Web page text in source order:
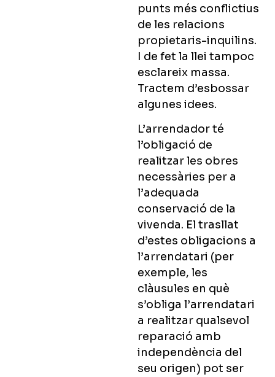
punts més conflictius
de les relacions
propietaris-inquilins.
I de fet la llei tampoc
esclareix massa.
Tractem d’esbossar
algunes idees.
L’arrendador té
l’obligació de
realitzar les obres
necessàries per a
l’adequada
conservació de la
vivenda. El trasllat
d’estes obligacions a
l’arrendatari (per
exemple, les
clàusules en què
s’obliga l’arrendatari
a realitzar qualsevol
reparació amb
independència del
seu origen) pot ser